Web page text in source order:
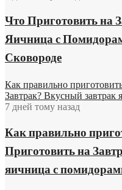
Что Приготовить на
Яичница с
Сковороде
Как правильно
Завтрак? Вкусный
7 дней тому назад
Как правильно
Приготовить на
яичница с